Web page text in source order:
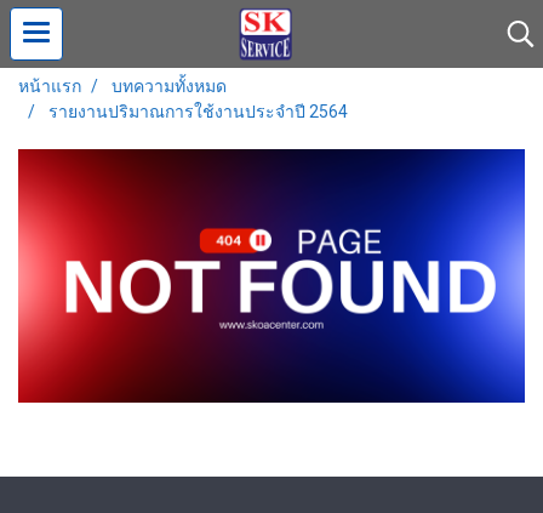
หน้าแรก
บทความทั้งหมด
รายงานปริมาณการใช้งานประจำปี 2564